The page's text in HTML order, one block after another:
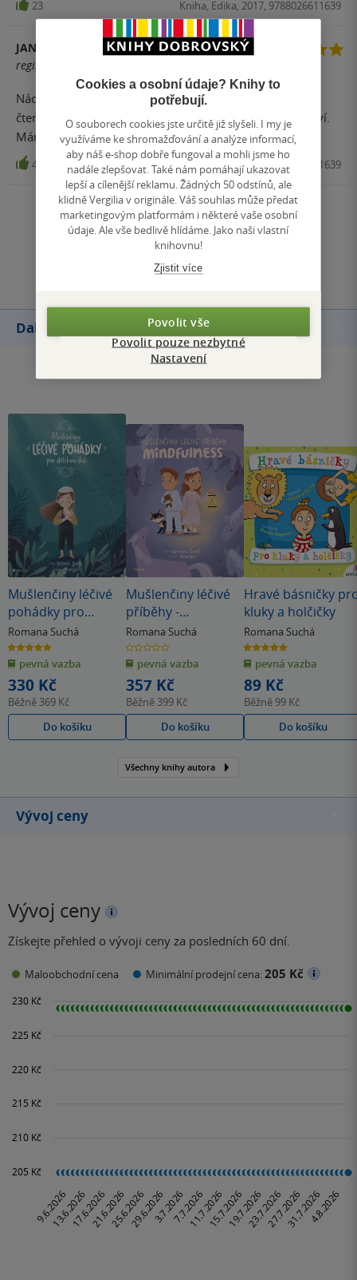
23 Kniha, Edika, 2017, 9788026611639
JANA TAUFEROVÁ
registrovaný uživatel
Nádherné ilustrace, poutavý a ne příliš dlouhý text, na
čtení před spaním ideální. Dcerku (7 let) knížka stále baví.
Máme i ty ostatní.
4 Kniha, Edika, 2017, 9788026611639
Zobrazit všechna hodnocení
Další knihy autora
Mušlenčiny léčivé
pohádky pro
dětskou duši
Romana Suchá
5.0
z
5
hvězdiček
pevná vazba
330 Kč
Běžně 369 Kč
Do košíku
Mušlenčiny léčivé
příběhy -
Mindfulness
Romana Suchá
0.0
z
5
hvězdiček
pevná vazba
357 Kč
Běžně 399 Kč
Do košíku
Hravé básničky
kluky a holčičky
Romana Suchá
5.0
z
5
hvězdiček
pevná vazba
89 Kč
Běžně 99 Kč
Do košíku
Všechny knihy autora
Vývoj ceny
Vývoj ceny
Získejte přehled o vývoji ceny za posledních 60 dní.
Maloobchodní cena Minimální prodejní cena:205 Kč
Cookies a osobní údaje? Knihy to
potřebují.
O souborech cookies jste určitě již slyšeli. I my je
využíváme ke shromažďování a analýze informací,
aby náš e-shop dobře fungoval a mohli jsme ho
nadále zlepšovat. Také nám pomáhají ukazovat
lepší a cílenější reklamu. Žádných 50 odstínů, ale
klidně Vergilia v originále. Váš souhlas může předat
marketingovým platformám i některé vaše osobní
údaje. Ale vše bedlivě hlídáme. Jako naši vlastní
knihovnu!
Zjistit více
Povolit vše
Povolit pouze nezbytné
Nastavení